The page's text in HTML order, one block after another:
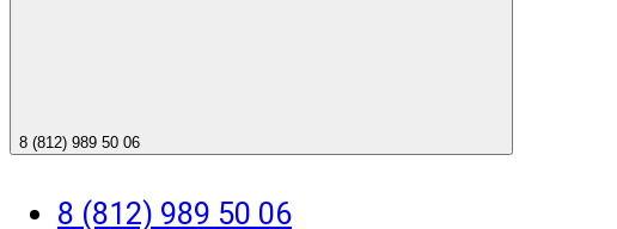
8 (812) 989 50 06
8 (812) 989 50 06